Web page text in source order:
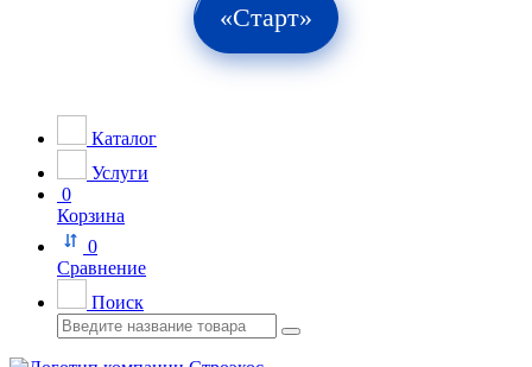
«Старт»
Каталог
Услуги
0
Корзина
0
Сравнение
Поиск